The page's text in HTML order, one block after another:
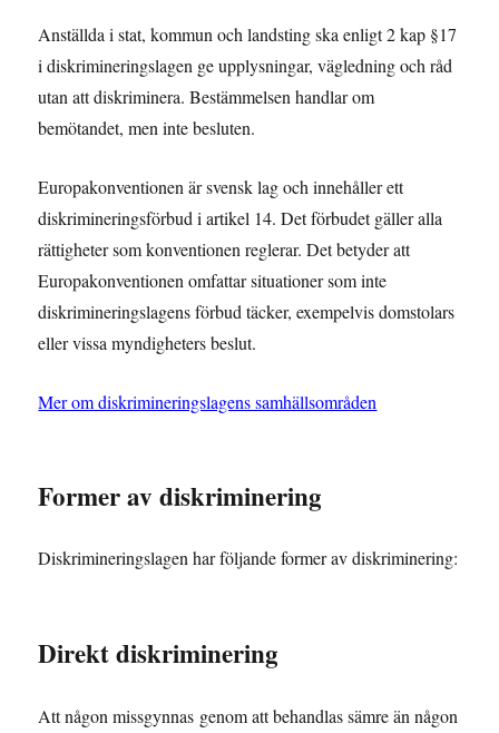
Anställda i stat, kommun och landsting ska enligt 2 kap §17
i diskrimineringslagen ge upplysningar, vägledning och råd
utan att diskriminera. Bestämmelsen handlar om
bemötandet, men inte besluten.
Europakonventionen är svensk lag och innehåller ett
diskrimineringsförbud i artikel 14. Det förbudet gäller alla
rättigheter som konventionen reglerar. Det betyder att
Europakonventionen omfattar situationer som inte
diskrimineringslagens förbud täcker, exempelvis domstolars
eller vissa myndigheters beslut.
Mer om diskrimineringslagens samhällsområden
Former av diskriminering
Diskrimineringslagen har följande former av diskriminering:
Direkt diskriminering
Att någon missgynnas genom att behandlas sämre än någon